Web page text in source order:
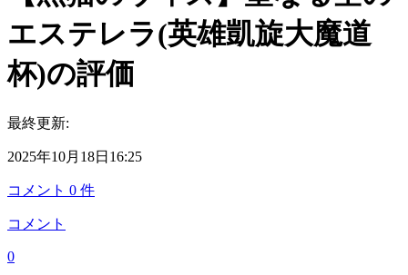
エステレラ(英雄凱旋大魔道
杯)の評価
最終更新:
2025年10月18日16:25
コメント 0 件
コメント
0